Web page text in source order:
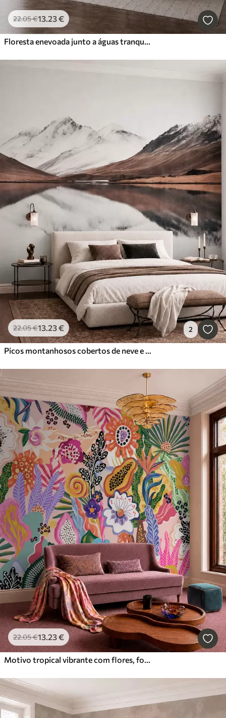
22.05€13.23€
Floresta enevoada junto a águas tranquilas, em suaves tons pastel naturais
22.05€13.23€ 2
Picos montanhosos cobertos de neve e um lago tranquilo com um reflexo semelhante a um espelho
22.05€13.23€
Motivo tropical vibrante com flores, folhas e frutos coloridos